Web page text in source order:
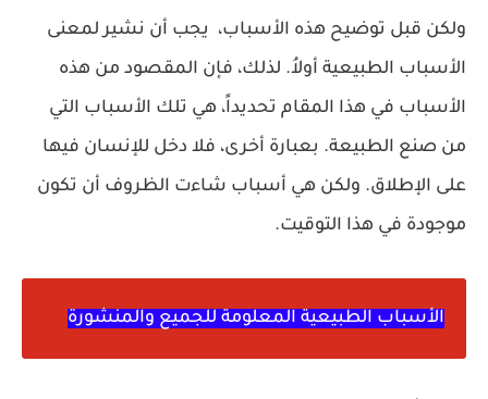
ولكن قبل توضيح هذه الأسباب، يجب أن نشير لمعنى
الأسباب الطبيعية أولاُ. لذلك، فإن المقصود من هذه
الأسباب في هذا المقام تحديداً، هي تلك الأسباب التي
من صنع الطبيعة. بعبارة أخرى، فلا دخل للإنسان فيها
على الإطلاق. ولكن هي أسباب شاءت الظروف أن تكون
موجودة في هذا التوقيت.
الأسباب الطبيعية المعلومة للجميع والمنشورة